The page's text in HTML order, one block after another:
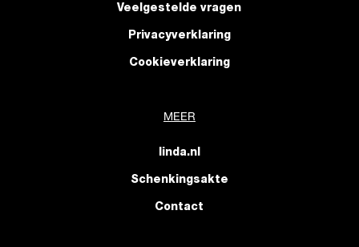
Veelgestelde vragen
Privacyverklaring
Cookieverklaring
MEER
linda.nl
Schenkingsakte
Contact